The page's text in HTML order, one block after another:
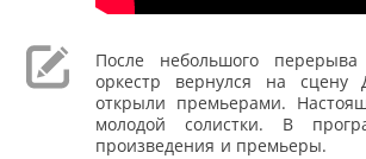
После небольшого перерыва
оркестр вернулся на сцену
открыли премьерами.
молодой солистки. В
произведения и премьеры.